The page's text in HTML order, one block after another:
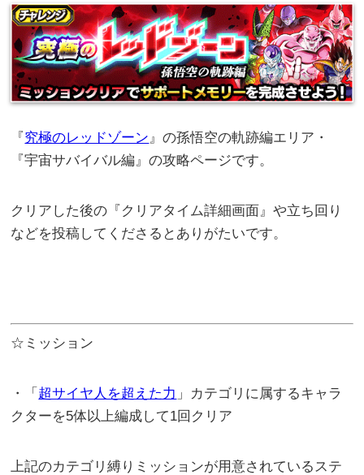
『 究極のレッドゾーン』の孫悟空の軌跡編エリア・
『宇宙サバイバル編』の攻略ページです。
クリアした後の『クリアタイム詳細画面』や立ち回り
などを投稿してくださるとありがたいです。
☆ミッション
・「 超サイヤ人を超えた力 」カテゴリに属するキャラ
クターを5体以上編成して1回クリア
上記のカテゴリ縛りミッションが用意されているステ